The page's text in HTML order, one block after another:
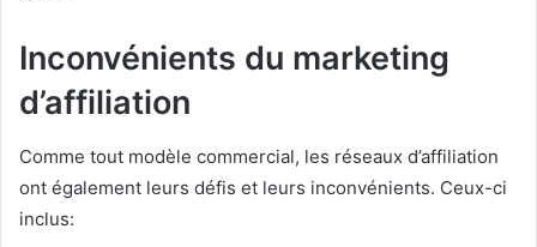
Inconvénients du marketing
d’affiliation
Comme tout modèle commercial, les réseaux d’affiliation
ont également leurs défis et leurs inconvénients. Ceux-ci
inclus: